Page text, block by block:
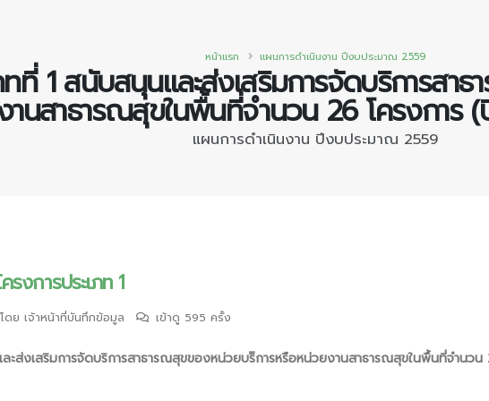
ทที่ 1 สนับสนุนและส่งเสริมการจัดบริการส
นสาธารณสุขในพื้นที่จำนวน 26 โครงการ
แผนการดำเนินงาน ปีงบประมาณ 2559
หน้าแรก แผนการดำเนินงาน ปีงบประมาณ 2559
งการประเภท 1
ดย เจ้าหน้าที่บันทึกข้อมูล เข้าดู 595 ครั้ง
ละส่งเสริมการจัดบริการสาธารณสุขของหน่วยบริิการหรือหน่วยงานสาธารณสุขในพื้นที่จำนว